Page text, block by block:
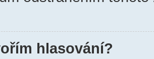
hlasování?